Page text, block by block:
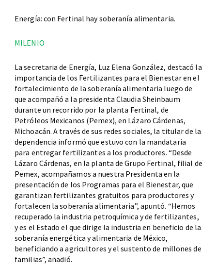
Energía: con Fertinal hay soberanía alimentaria.
MILENIO
La secretaria de Energía, Luz Elena González, destacó la
importancia de los Fertilizantes para el Bienestar en el
fortalecimiento de la soberanía alimentaria luego de
que acompañó a la presidenta Claudia Sheinbaum
durante un recorrido por la planta Fertinal, de
Petróleos Mexicanos (Pemex), en Lázaro Cárdenas,
Michoacán. A través de sus redes sociales, la titular de la
dependencia informó que estuvo con la mandataria
para entregar fertilizantes a los productores. “Desde
Lázaro Cárdenas, en la planta de Grupo Fertinal, filial de
Pemex, acompañamos a nuestra Presidenta en la
presentación de los Programas para el Bienestar, que
garantizan fertilizantes gratuitos para productores y
fortalecen la soberanía alimentaria”, apuntó. “Hemos
recuperado la industria petroquímica y de fertilizantes,
y es el Estado el que dirige la industria en beneficio de la
soberanía energética y alimentaria de México,
beneficiando a agricultores y el sustento de millones de
familias”, añadió.